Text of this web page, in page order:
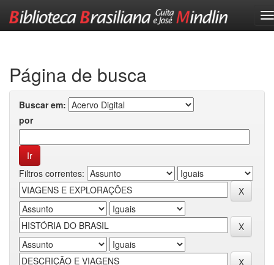
Página de busca
Buscar em:
por
Filtros correntes: